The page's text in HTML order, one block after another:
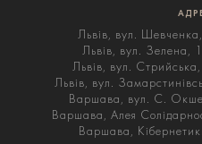
Львів, вул.
Львів, вул. Зелена,
Львів, вул.
Львів, вул.
Варшава, вул. С.
Варшава, Алея
Варшава,